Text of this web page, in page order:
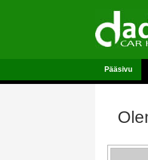
Pääsivu